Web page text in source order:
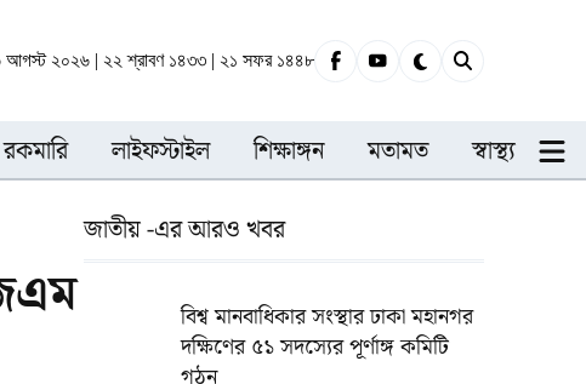
আগস্ট ২০২৬ | ২২ শ্রাবণ ১৪৩৩ | ২১ সফর ১৪৪৮
রকমারি লাইফস্টাইল শিক্ষাঙ্গন মতামত স্বাস্থ্য
জাতীয় -এর আরও খবর
বিশ্ব মানবাধিকার সংস্থার ঢাকা মহানগর
দক্ষিণের ৫১ সদস্যের পূর্ণাঙ্গ কমিটি